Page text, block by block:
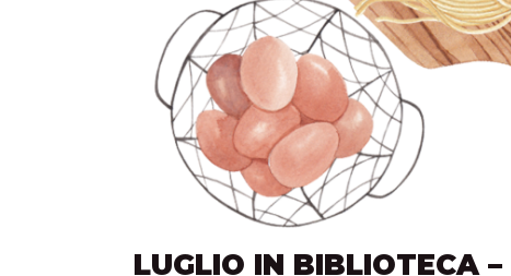
LUGLIO IN BIBLIOTECA